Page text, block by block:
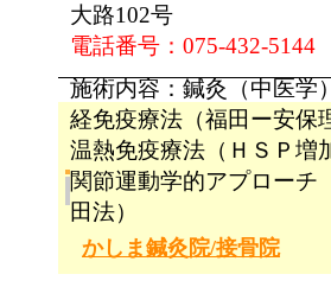
大路102号
電話番号：075-432-5144
施術内容：鍼灸（中医学
経免疫療法（福田ー安
温熱免疫療法（ＨＳＰ
関節運動学的アプローチ
田法）
かしま鍼灸院/接骨院